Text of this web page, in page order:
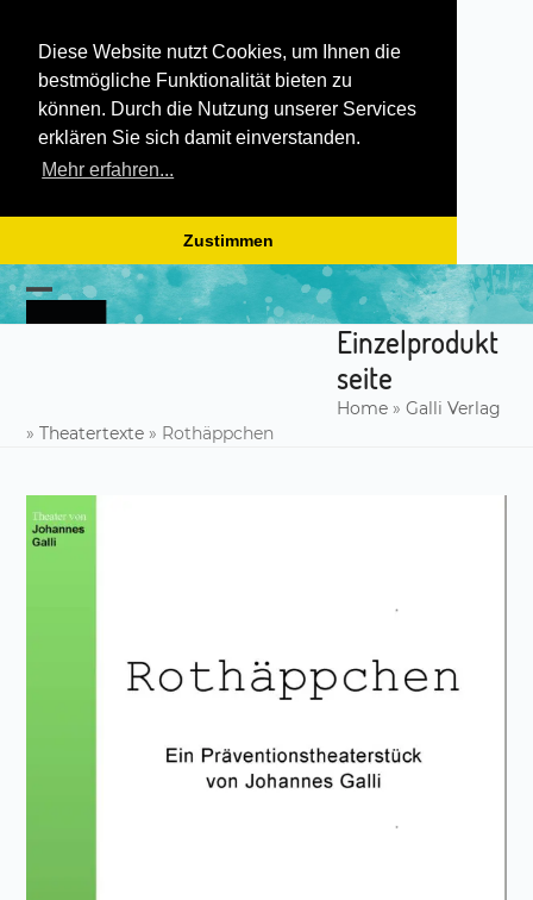
Diese Website nutzt Cookies, um Ihnen die
bestmögliche Funktionalität bieten zu
können. Durch die Nutzung unserer Services
erklären Sie sich damit einverstanden.
Mehr erfahren...
Zustimmen
Skip
to
content
Open
Close
Einzelprodukt
seite
Home» Galli Verlag
»Theatertexte » Rothäppchen